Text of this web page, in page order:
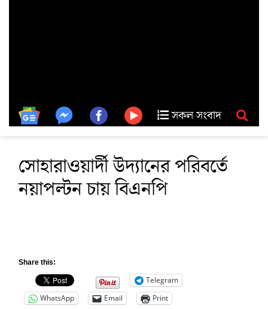
সকল সংবাদ
সোহারাওয়ার্দী উদ্যানের পরিবর্তে
নয়াপল্টন চায় বিএনপি
Share this:
Telegram
WhatsApp
Email Print